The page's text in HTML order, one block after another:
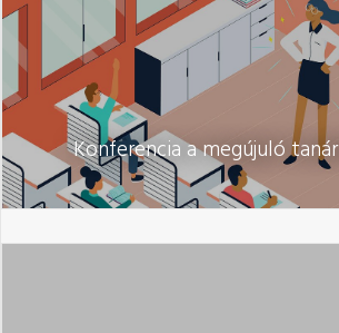
Konferencia a megújuló